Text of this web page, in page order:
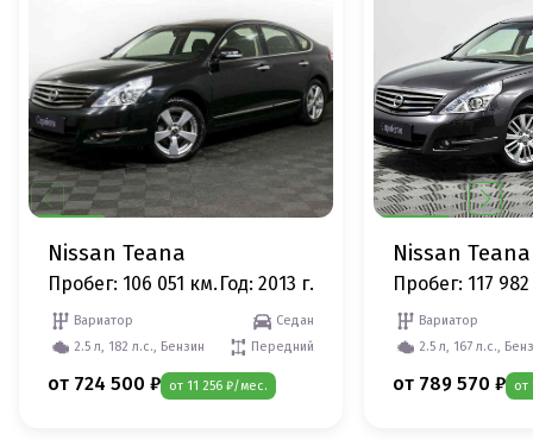
Nissan Teana
Пробег: 106 051 км. Год: 2013 г.
Вариатор
Седан
2.5 л, 182 л.с., Бензин
Передний
от 724 500 ₽ от 11 256 ₽/мес.
Nissan Teana
Пробег: 117
Вариатор
2.5 л, 167 л.с.,
от 789 570 ₽ от